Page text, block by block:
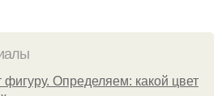
фигуру. Определяем: какой цвет